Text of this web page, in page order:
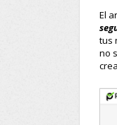
El
tus
no